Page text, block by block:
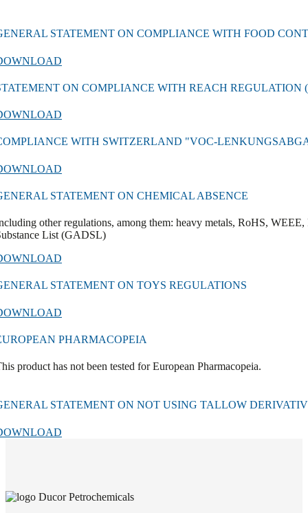
STATEMENT ON COMPLIANCE WITH FOOD
ON COMPLIANCE WITH REACH REGULATION
WITH SWITZERLAND "VOC-
STATEMENT ON CHEMICAL ABSENCE
other regulations, among them: heavy metals, RoHS,
List (GADSL)
STATEMENT ON TOYS REGULATIONS
PHARMACOPEIA
product has not been tested for European Pharmacopeia.
STATEMENT ON NOT USING TALLOW